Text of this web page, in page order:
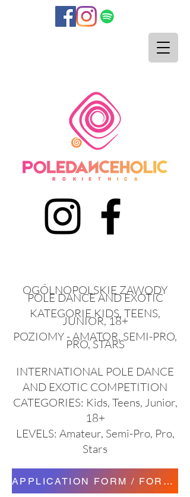
OGÓLNOPOLSKIE ZAWODY
POLE DANCE AND EXOTIC
KATEGORIE KIDS, TEENS,
JUNIOR, 18+
POZIOMY - AMATOR, SEMI-PRO,
PRO, STARS
INTERNATIONAL POLE DANCE
AND EXOTIC COMPETITION
CATEGORIES: Kids, Teens, Junior,
18+
LEVELS: Amateur, Semi-Pro, Pro,
Stars
APPLICATION FORM / FORMULARZ ZGŁOSZENIOWY